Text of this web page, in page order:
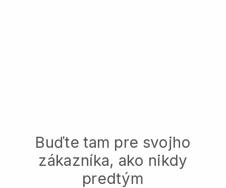
Buďte tam pre svojho
zákazníka, ako nikdy
predtým